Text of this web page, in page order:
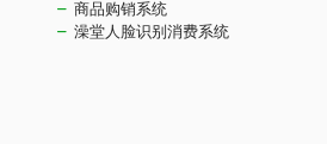
商品购销系统
澡堂人脸识别消费系统